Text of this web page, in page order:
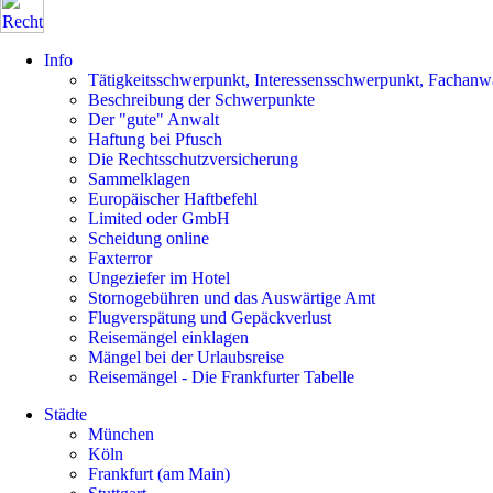
Info
Tätigkeitsschwerpunkt, Interessensschwerpunkt,
Beschreibung der Schwerpunkte
Der "gute" Anwalt
Haftung bei Pfusch
Die Rechtsschutzversicherung
Sammelklagen
Europäischer Haftbefehl
Limited oder GmbH
Scheidung online
Faxterror
Ungeziefer im Hotel
Stornogebühren und das Auswärtige Amt
Flugverspätung und Gepäckverlust
Reisemängel einklagen
Mängel bei der Urlaubsreise
Reisemängel - Die Frankfurter Tabelle
Städte
München
Köln
Frankfurt (am Main)